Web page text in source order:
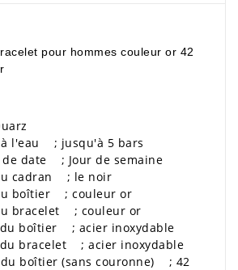
pour hommes couleur or 42
à l'eau ; jusqu'à 5 bars
de date ; Jour de semaine
cadran ; le noir
boîtier ; couleur or
bracelet ; couleur or
boîtier ; acier inoxydable
bracelet ; acier inoxydable
boîtier (sans couronne) ; 42